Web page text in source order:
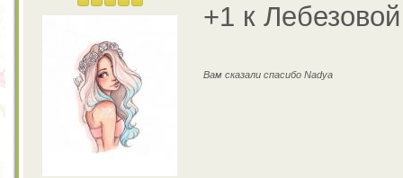
+1 к Лебезовой
Вам сказали спасибо Nadya